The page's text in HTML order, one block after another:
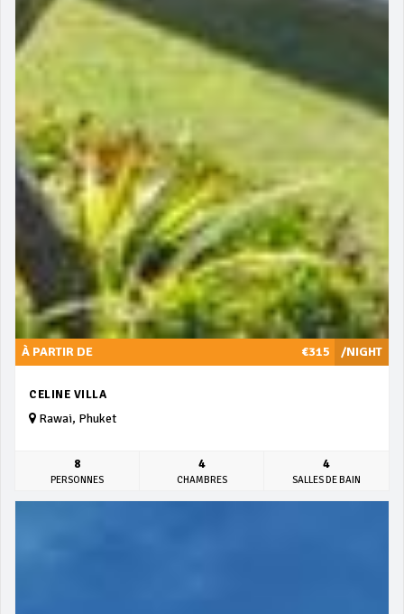
/NIGHT
À PARTIR DE €315
CELINE VILLA
Rawai, Phuket
8
PERSONNES
4
CHAMBRES
4
SALLES DE BAIN